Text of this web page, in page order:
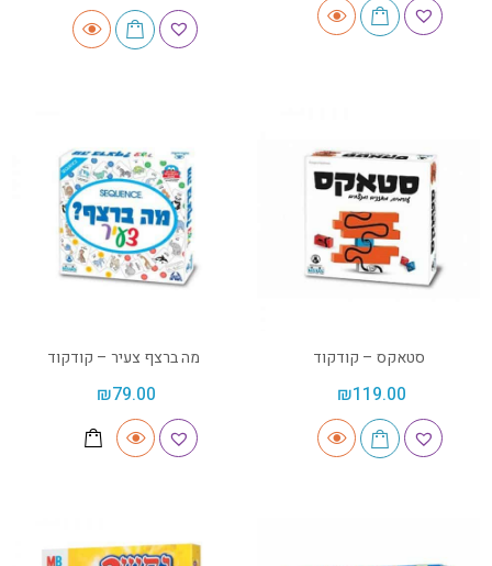
סטאקס – קודקוד
₪119.00
מה ברצף צעיר – קודקוד
₪79.00